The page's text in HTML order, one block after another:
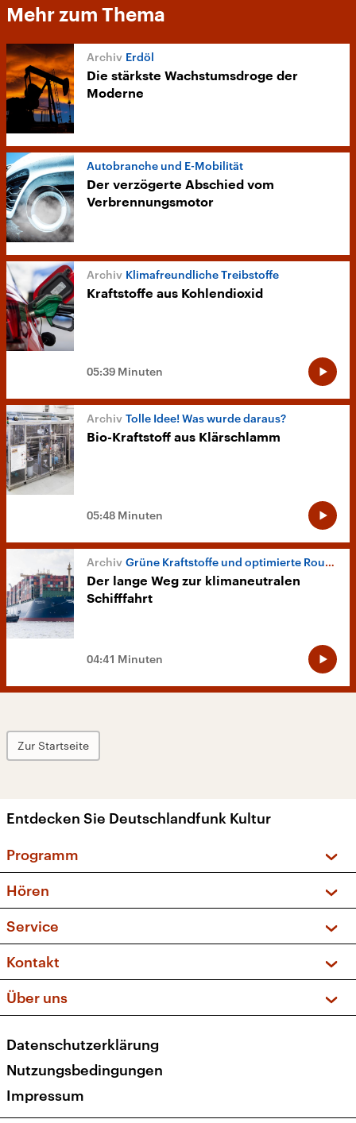
Mehr zum Thema
Erdöl
Die stärkste Wachstumsdroge der
Moderne
Autobranche und E-Mobilität
Der verzögerte Abschied vom
Verbrennungsmotor
Klimafreundliche Treibstoffe
Kraftstoffe aus Kohlendioxid
05:39 Minuten
Tolle Idee! Was wurde daraus?
Bio-Kraftstoff aus Klärschlamm
05:48 Minuten
Grüne Kraftstoffe und optimierte Routen
Der lange Weg zur klimaneutralen
Schifffahrt
04:41 Minuten
Zur Startseite
Entdecken Sie Deutschlandfunk Kultur
Programm
Sendungen und Podcasts
Musikliste
Kakadu – Das Kinderprogramm
Hören
Frequenzen (UKW + DAB+)
Service
FAQ
Apps
Newsletter
Kontakt
Social Media
Über uns
Presse
Karriere
Transparenz
Datenschutzerklärung
Nutzungsbedingungen
Impressum